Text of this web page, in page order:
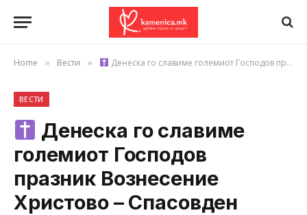
Home » Вести » Денеска го славиме големиот Господов празник Вознесение Христово – Спасовден
ВЕСТИ
Денеска го славиме
големиот Господов
празник Вознесение
Христово – Спасовден